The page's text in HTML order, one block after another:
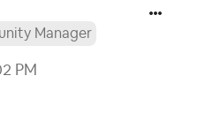
Manager
PM